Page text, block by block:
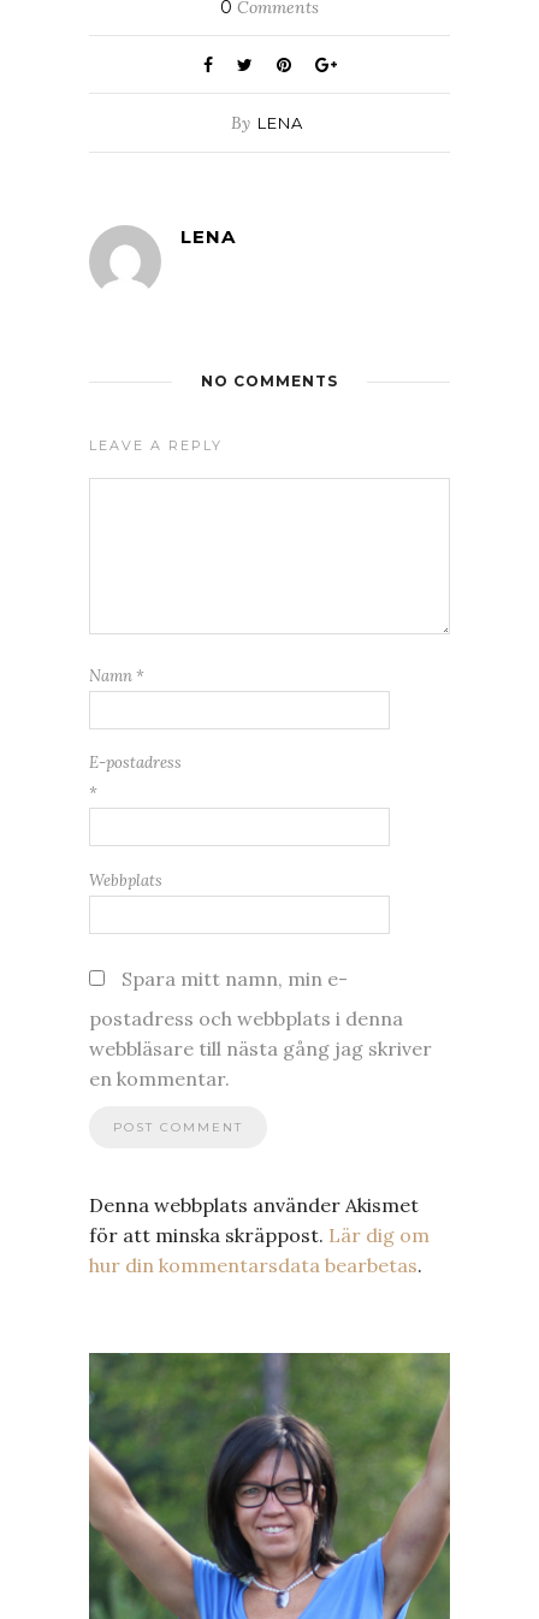
0 Comments
By LENA
LENA
NO COMMENTS
LEAVE A REPLY
Namn *
E-postadress
*
Webbplats
Spara mitt namn, min e-
postadress och webbplats i denna
webbläsare till nästa gång jag skriver
en kommentar.
Denna webbplats använder Akismet
för att minska skräppost. Lär dig om
hur din kommentarsdata bearbetas.